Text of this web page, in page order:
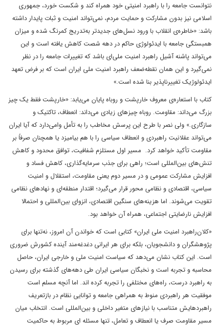
نتوانست جامعه را با راهبرد امنیتی خود همراه کند و شکست خورد، جمهوری
اسلامی نیز بدون مشارکت و حمایت مردم، نمی‌تواند امنیت و ثبات پایدار داشته
باشد: «خاطره‌ی انقلاب با ورود نسل‌های جدید‌تر به‌تدریج کمرنگ شده و میزان
همبستگی جامعه با ایدئولوژی حاکم در دهه شصت کاهش یافته است و این
می‌تواند پاشنه آشیل راهبرد امنیت ملی‌ای باشد که تغییرات جامعه را در نظر
نمی‌گیرد و این همان نقطه‌ضعف راهبرد امنیت ملی ایران است که بر فرض تعهد
ایدئولوژیک تغییرناپذیر بنا شده است.»
کتاب با استعاره‌ی معروف خارپشت و روباه پایان می‌یابد: «خارپشت فقط یک چیز
بزرگ می‌داند: مقاومت. روباه چیزهای زیادی می‌داند: انعطاف، تاکتیک و
سازگاری.» ولی نصر با طرح این پرسش مخاطب را به تأمل وا‌می‌دارد که آیا ایران
می‌تواند عقلانیت راهبردی و انعطاف سیاسی را با هم بیامیزد یا همچنان صرفاً بر
مقاومت تأکید خواهد کرد. مسیر اول مستلزم شفافیت، توافق محدود و کاهش
تنش‌های بین‌المللی است؛ راهی برای جذب سرمایه‌گذاری، کاهش فساد و
افزایش مشارکت عمومی و در مسیر دوم یعنی مقاومت، استقلال و امنیت
سیاسی، اقتصادی و نظامی محور قرار می‌گیرد؛ اقتدار منطقه‌ای و نهادهای نظامی
تقویت می‌شوند. اما هزینه‌های سنگین اقتصادی، انزوای بین‌المللی و احتمالا
افزایش نارضایتی اجتماعی، همراه آن خواهد بود.
«کلان‌راهبرد امنیت ملی ایران» کتابی است که خواندن آن امروز، نه‌تنها برای
پژوهشگران و دانشجویان، بلکه برای هر ایرانی دغدغه‌مند آینده کشورش ضروری
است. این کتاب نشان می‌دهد که سیاست امنیت ملی و خارجی ایران، حاصل
محاسبه و تجربه است و نخبگان سیاسی ایران طی دهه‌های گذشته برای رسیدن
به راهبرد درست، راه‌‌های مختلفی را تجربه کرده اند. اما آنچه مسلم است
موفقیت هر راهبردی منوط به همراهی جامعه و توانایی نظام در بازتعریف
راهبردهایش متناسب با نیازهای متغیر داخلی و بین‌المللی است. انتخاب میان
مسیر مقاومت صرف یا انعطاف و تعامل، تنها مسئله ای مربوط به حاکمیت